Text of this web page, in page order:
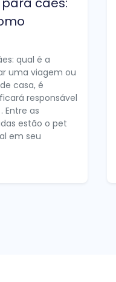
qual é a
uma viagem ou
casa, é
responsável
Entre as
estão o pet
em seu